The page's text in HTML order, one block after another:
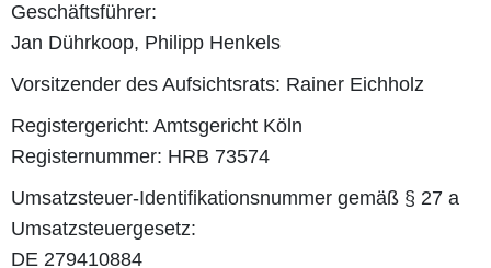
Geschäftsführer:
Jan Dührkoop, Philipp Henkels
Vorsitzender des Aufsichtsrats: Rainer Eichholz
Registergericht: Amtsgericht Köln
Registernummer: HRB 73574
Umsatzsteuer-Identifikationsnummer gemäß § 27 a
Umsatzsteuergesetz:
DE 279410884